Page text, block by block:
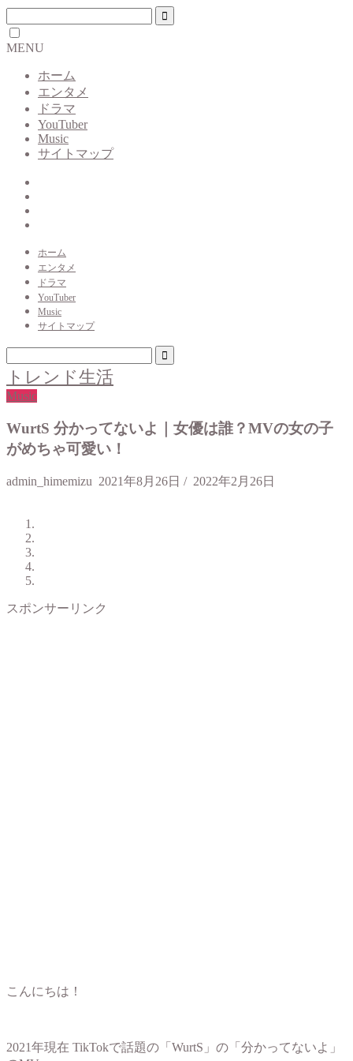
MENU
ホーム
エンタメ
ドラマ
YouTuber
Music
サイトマップ
ホーム
エンタメ
ドラマ
YouTuber
Music
サイトマップ
トレンド生活
Music
WurtS 分かってないよ｜女優は誰？MVの女の子
がめちゃ可愛い！
admin_himemizu 2021年8月26日 / 2022年2月26日
スポンサーリンク
こんにちは！
2021年現在 TikTokで話題の「WurtS」の「分かってないよ」